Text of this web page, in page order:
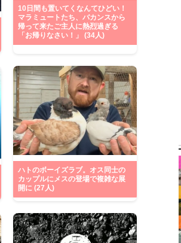
10日間も置いてくなんてひどい！
マラミュートたち、バカンスから
帰って来たご主人に熱烈過ぎる
「お帰りなさい！」 (34人)
ハトのボーイズラブ。オス同士の
カップルにメスの登場で複雑な展
開に (27人)